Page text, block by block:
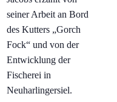
seiner Arbeit an Bord
des Kutters „Gorch
Fock“ und von der
Entwicklung der
Fischerei in
Neuharlingersiel.